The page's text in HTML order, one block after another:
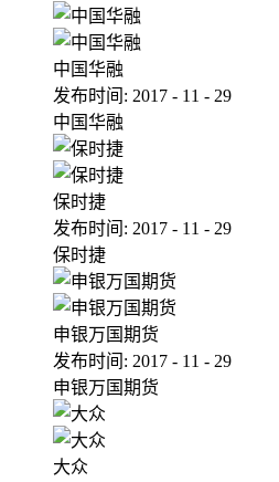
中国华融
发布时间: 2017 - 11 - 29
中国华融
保时捷
发布时间: 2017 - 11 - 29
保时捷
申银万国期货
发布时间: 2017 - 11 - 29
申银万国期货
大众